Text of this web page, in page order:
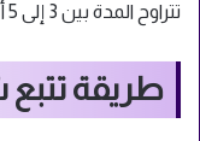
تتراوح المدة بين 3 إلى 5 أيام.
طريقة